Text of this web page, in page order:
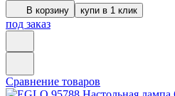
В корзину купи в 1 клик
под заказ
Сравнение товаров